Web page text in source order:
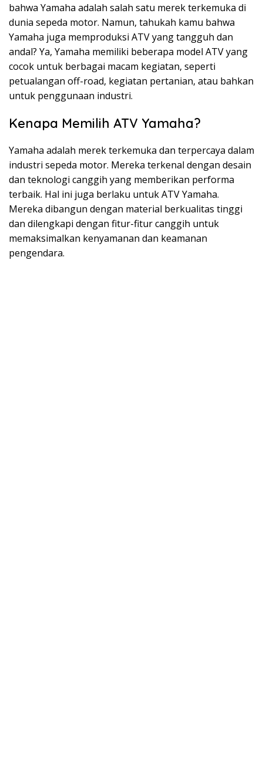
bahwa Yamaha adalah salah satu merek terkemuka di
dunia sepeda motor. Namun, tahukah kamu bahwa
Yamaha juga memproduksi ATV yang tangguh dan
andal? Ya, Yamaha memiliki beberapa model ATV yang
cocok untuk berbagai macam kegiatan, seperti
petualangan off-road, kegiatan pertanian, atau bahkan
untuk penggunaan industri.
Kenapa Memilih ATV Yamaha?
Yamaha adalah merek terkemuka dan terpercaya dalam
industri sepeda motor. Mereka terkenal dengan desain
dan teknologi canggih yang memberikan performa
terbaik. Hal ini juga berlaku untuk ATV Yamaha.
Mereka dibangun dengan material berkualitas tinggi
dan dilengkapi dengan fitur-fitur canggih untuk
memaksimalkan kenyamanan dan keamanan
pengendara.